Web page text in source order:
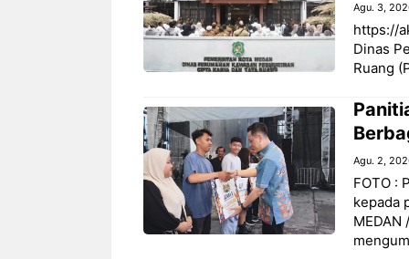
Agu. 3,
https://
Dinas
Ruang
Agu. 2,
FOTO :
kepada
MEDAN